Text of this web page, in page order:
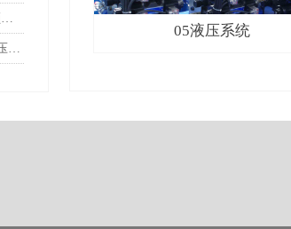
济南油肯液压机械：智能制造领域的领先者
新型液压翻板机,液压卸车机,液压卸货平台,智能液压翻板 2024
05液压系统